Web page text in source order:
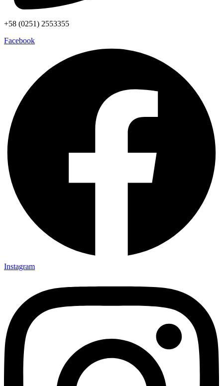
+58 (0251) 2553355
Facebook
Instagram